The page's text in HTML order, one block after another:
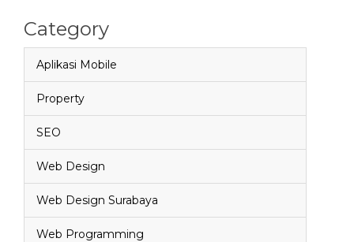
Category
Aplikasi Mobile
Property
SEO
Web Design
Web Design Surabaya
Web Programming